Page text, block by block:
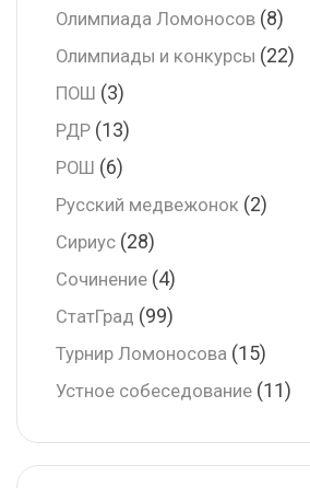
Олимпиада Ломоносов (8)
Олимпиады и конкурсы (22)
ПОШ (3)
РДР (13)
РОШ (6)
Русский медвежонок (2)
Сириус (28)
Сочинение (4)
СтатГрад (99)
Турнир Ломоносова (15)
Устное собеседование (11)